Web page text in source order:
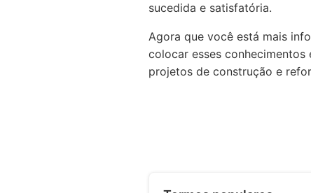
sucedida e satisfatória.
Agora que você está mais
colocar esses
projetos de construção e